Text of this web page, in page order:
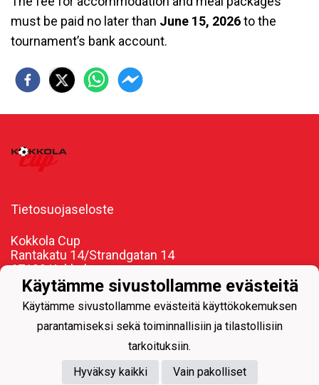
must be paid no later than June 15, 2026to the
tournament’s bank account.
Tietosuojaseloste
Kokkola Cup
Rantakatu 14/Strandgatan 14
67100 Kokkola
info@kokkolacup.fi
Käytämme sivustollamme evästeitä
Käytämme sivustollamme evästeitä käyttökokemuksen
parantamiseksi sekä toiminnallisiin ja tilastollisiin
tarkoituksiin.
Hyväksy kaikki
Vain pakolliset